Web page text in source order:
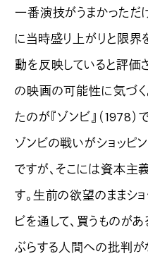
一番演技がうまかっただ
に当時盛り上がりと限
動を反映していると評価
の映画の可能性に気づく
たのが『ゾンビ』（1978
ゾンビの戦いがショッピ
ですが、そこには資本主
す。生前の欲望のままシ
ビを通して、買うものが
ぶらする人間への批判が